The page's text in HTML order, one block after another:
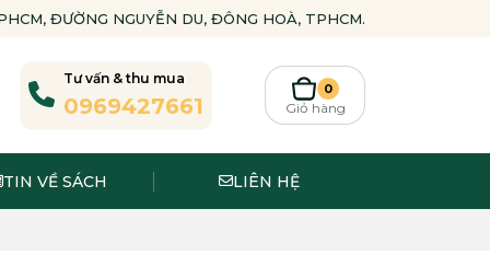
ĐƯỜNG NGUYỄN DU, ĐÔNG HOÀ, TPHCM.
Tư vấn & thu mua
0969427661
0
Giỏ hàng
TIN VỀ SÁCH LIÊN HỆ